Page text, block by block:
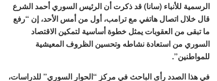
الرسمية للأنباء (سانا) قد ذكرت أن الرئيس السوري أحمد الشرع
قال خلال اتصال هاتفي مع ترامب، أول من أمس الأحد، إن “رفع
ما تبقى من العقوبات يمثل خطوة أساسية لتمكين الاقتصاد
السوري من استعادة نشاطه وتحسين الظروف المعيشية
للمواطنين”.
في هذا الصدد رأى الباحث في مركز “الحوار السوري” للدراسات،